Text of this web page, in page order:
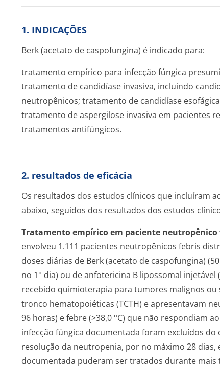
1. INDICAÇÕES
Berk (acetato de caspofungina) é indicado para:
tratamento empírico para infecção fúngica
tratamento de candidíase invasiva, incluindo
neutropênicos; tratamento de candidíase
tratamento de aspergilose invasiva em pacientes
tratamentos antifúngicos.
2. resultados de eficácia
Os resultados dos estudos clínicos que incluíram
abaixo, seguidos dos resultados dos estudos
Tratamento empírico em paciente neutropênico
envolveu 1.111 pacientes neutropênicos febris
doses diárias de Berk (acetato de caspofungina)
no 1° dia) ou de anfotericina B lipossomal
recebido quimioterapia para tumores malignos
tronco hematopoiéticas (TCTH) e apresentavam
96 horas) e febre (>38,0 °C) que não respondiam
infecção fúngica documentada foram excluídos
resolução da neutropenia, por no máximo 28
documentada puderam ser tratados durante mais